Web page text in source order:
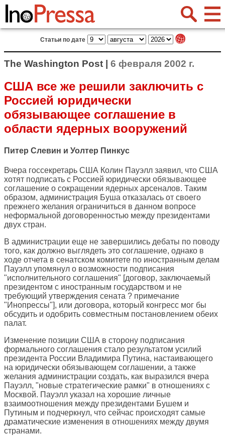
Статьи по дате
The Washington Post | 6 февраля 2002 г.
США все же решили заключить с
Россией юридически
обязывающее соглашение в
области ядерных вооружений
Питер Слевин и Уолтер Пинкус
Вчера госсекретарь США Колин Пауэлл заявил, что США
хотят подписать с Россией юридически обязывающее
соглашение о сокращении ядерных арсеналов. Таким
образом, администрация Буша отказалась от своего
прежнего желания ограничиться в данном вопросе
неформальной договоренностью между президентами
двух стран.
В администрации еще не завершились дебаты по поводу
того, как должно выглядеть это соглашение, однако в
ходе отчета в сенатском комитете по иностранным делам
Пауэлл упомянул о возможности подписания
"исполнительного соглашения" [договор, заключаемый
президентом с иностранным государством и не
требующий утверждения сената ? примечание
"Инопрессы"], или договора, который конгресс мог бы
обсудить и одобрить совместным постановлением обеих
палат.
Изменение позиции США в сторону подписания
формального соглашения стало результатом усилий
президента России Владимира Путина, настаивающего
на юридически обязывающем соглашении, а также
желания администрации создать, как выразился вчера
Пауэлл, "новые стратегические рамки" в отношениях с
Москвой. Пауэлл указал на хорошие личные
взаимоотношения между президентами Бушем и
Путиным и подчеркнул, что сейчас происходят самые
драматические изменения в отношениях между двумя
странами.